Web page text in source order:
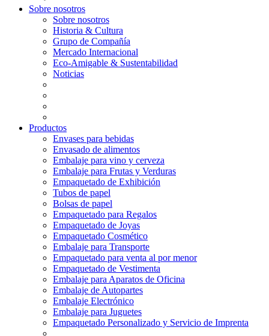
Sobre nosotros
Sobre nosotros
Historia & Cultura
Grupo de Compañía
Mercado Internacional
Eco-Amigable & Sustentabilidad
Noticias
Productos
Envases para bebidas
Envasado de alimentos
Embalaje para vino y cerveza
Embalaje para Frutas y Verduras
Empaquetado de Exhibición
Tubos de papel
Bolsas de papel
Empaquetado para Regalos
Empaquetado de Joyas
Empaquetado Cosmético
Embalaje para Transporte
Empaquetado para venta al por menor
Empaquetado de Vestimenta
Embalaje para Aparatos de Oficina
Embalaje de Autopartes
Embalaje Electrónico
Embalaje para Juguetes
Empaquetado Personalizado y Servicio de Imprenta